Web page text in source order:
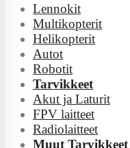
Lennokit
Multikopterit
Helikopterit
Autot
Robotit
Tarvikkeet
Akut ja Laturit
FPV laitteet
Radiolaitteet
Muut Tarvikkeet